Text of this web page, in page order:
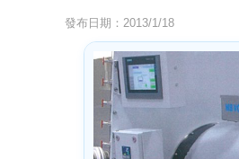
發布日期：2013/1/18